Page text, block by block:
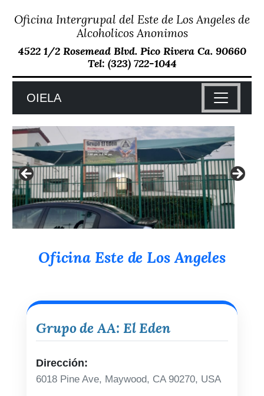
Skip
Oficina Intergrupal del Este de Los Angeles de
Alcoholicos Anonimos
4522 1/2 Rosemead Blvd. Pico Rivera Ca. 90660
Tel: (323) 722-1044
OIELA
Oficina Este de Los Angeles
Grupo de AA: El Eden
Dirección:
6018 Pine Ave, Maywood, CA 90270, USA